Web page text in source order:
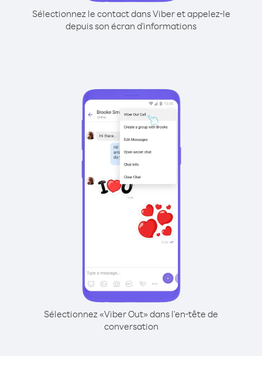
Sélectionnez le contact dans Viber et appelez-le
depuis son écran d'informations
Sélectionnez «Viber Out» dans l'en-tête de
conversation